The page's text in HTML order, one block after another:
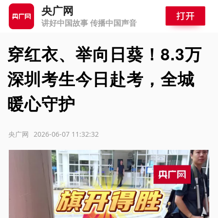
央广网
讲好中国故事 传播中国声音
穿红衣、举向日葵！8.3万
深圳考生今日赴考，全城
暖心守护
2026-06-07 11:32:32
央广网